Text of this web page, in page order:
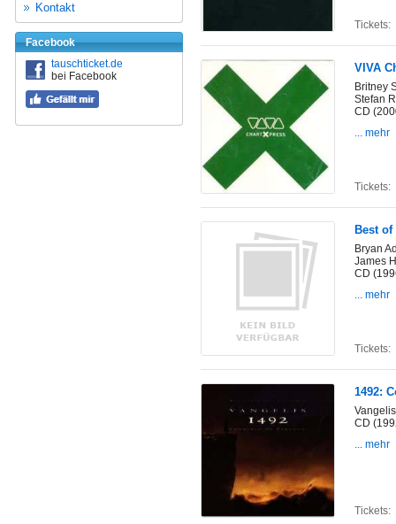
Kontakt
Facebook
tauschticket.de
bei Facebook
Tickets:
VIVA
Britney
Stefan
CD
... mehr
Tickets:
Best of
Bryan
James
CD
... mehr
Tickets:
1492:
Vangelis
CD
... mehr
Tickets: